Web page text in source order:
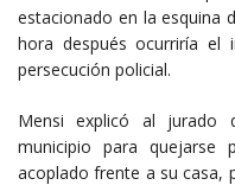
estacionado en la esquina
hora después ocurriría
persecución policial.
Mensi explicó al jurado
municipio para
acoplado frente a su casa,